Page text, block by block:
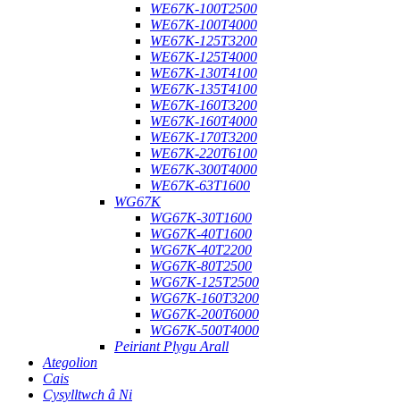
WE67K-100T2500
WE67K-100T4000
WE67K-125T3200
WE67K-125T4000
WE67K-130T4100
WE67K-135T4100
WE67K-160T3200
WE67K-160T4000
WE67K-170T3200
WE67K-220T6100
WE67K-300T4000
WE67K-63T1600
WG67K
WG67K-30T1600
WG67K-40T1600
WG67K-40T2200
WG67K-80T2500
WG67K-125T2500
WG67K-160T3200
WG67K-200T6000
WG67K-500T4000
Peiriant Plygu Arall
Ategolion
Cais
Cysylltwch â Ni